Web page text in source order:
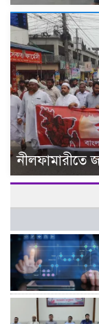
নীলফামারীতে